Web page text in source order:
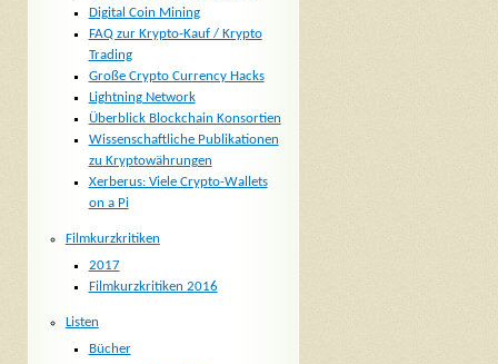
Digital Coin Mining
FAQ zur Krypto-Kauf / Krypto
Trading
Große Crypto Currency Hacks
Lightning Network
Überblick Blockchain Konsortien
Wissenschaftliche Publikationen
zu Kryptowährungen
Xerberus: Viele Crypto-Wallets
on a Pi
Filmkurzkritiken
2017
Filmkurzkritiken 2016
Listen
Bücher